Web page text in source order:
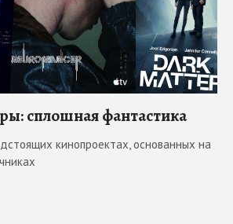
сплошная фантастика
кинопроектах, основанных на